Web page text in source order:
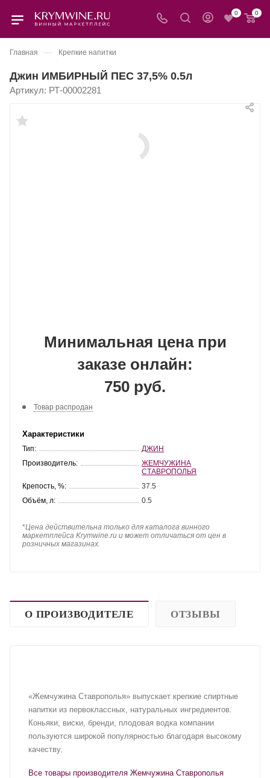
0 0
Главная — Крепкие напитки
Джин ИМБИРНЫЙ ПЕС 37,5% 0.5л
Артикул: РТ-00002281
Минимальная цена при
заказе онлайн:
750 руб.
Товар распродан
Характеристики
Тип:
ДЖИН
Производитель:
ЖЕМЧУЖИНА
СТАВРОПОЛЬЯ
Крепость, %:
37.5
Объём, л:
0.5
*Цена действительна только для каталога винного
маркетплейса Krymwine.ru и может отличаться от цен в
розничных магазинах.
О ПРОИЗВОДИТЕЛЕ ОТЗЫВЫ
«Жемчужина Ставрополья» выпускает крепкие спиртные
напитки из первоклассных, натуральных ингредиентов.
Коньяки, виски, бренди, плодовая водка компании
пользуются широкой популярностью благодаря высокому
качеству.
Все товары производителя Жемчужина Ставрополья